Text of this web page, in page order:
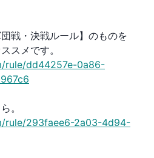
戦・決戦ルール】のものを
スメです。
rule/dd44257e-0a86-
。
rule/293faee6-2a03-4d94-